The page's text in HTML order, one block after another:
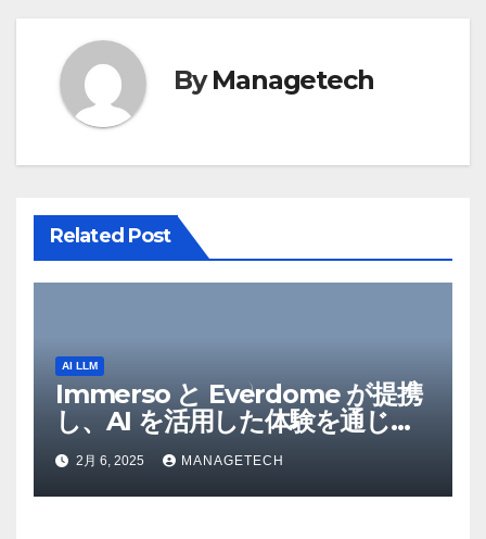
シ
ョ
ン
ByManagetech
Related Post
AI LLM
Immerso と Everdome が提携
し、AI を活用した体験を通じて
メタバースのイノベーションを
推進 – Intelligent CIO APAC
2月 6, 2025 MANAGETECH